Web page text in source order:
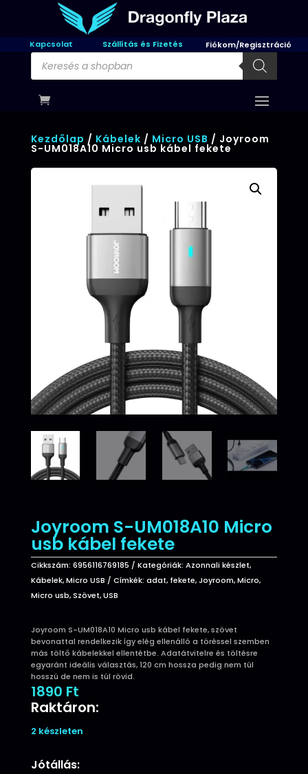
Kapcsolat Szállítás és Fizetés Fiókom/Regisztráció
Products
search
Kezdőlap / Kábelek / Micro USB / Joyroom
S-UM018A10 Micro usb kábel fekete
Joyroom S-UM018A10 Micro
usb kábel fekete
Cikkszám: 6956116769185 Kategóriák: Azonnali készlet,
Kábelek,Micro USB Címkék: adat, fekete,Joyroom,Micro,
Micro usb,Szövet,USB
Joyroom S-UM018A10 Micro usb kábel fekete, szövet
bevonattal rendelkezik így elég ellenálló a töréssel szemben
más töltő kábelekkel ellentétbe. Adatátvitelre és töltésre
egyaránt ideális választás, 120 cm hossza pedig nem túl
hosszú de nem is túl rövid.
1890 Ft
Raktáron:
2 készleten
Jótállás: